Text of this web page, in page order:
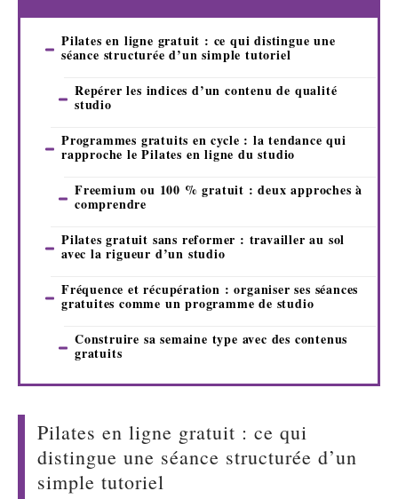
Pilates en ligne gratuit : ce qui distingue une
séance structurée d’un simple tutoriel
Repérer les indices d’un contenu de qualité
studio
Programmes gratuits en cycle : la tendance qui
rapproche le Pilates en ligne du studio
Freemium ou 100 % gratuit : deux approches à
comprendre
Pilates gratuit sans reformer : travailler au sol
avec la rigueur d’un studio
Fréquence et récupération : organiser ses séances
gratuites comme un programme de studio
Construire sa semaine type avec des contenus
gratuits
Pilates en ligne gratuit : ce qui
distingue une séance structurée d’un
simple tutoriel